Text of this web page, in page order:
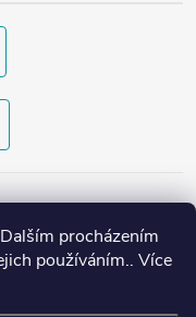
procházením
používáním.. Více